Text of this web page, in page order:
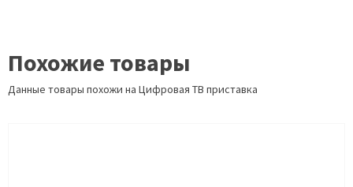
Похожие товары
Данные товары похожи на Цифровая ТВ приставка